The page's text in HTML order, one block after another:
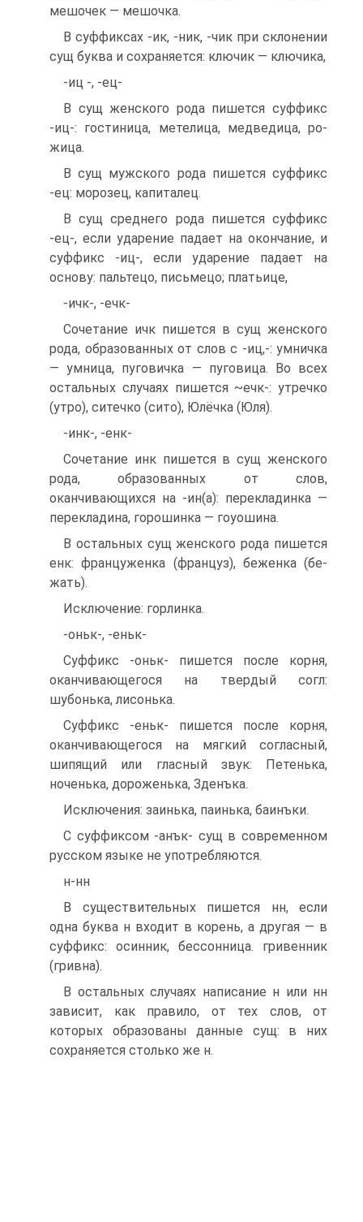
мешочек — мешочка.
В суффиксах -ик, -ник, -чик при склонении
сущ буква и сохраняется: ключик — ключика,
-иц -, -ец-
В сущ женского рода пишется суффикс
-иц-: гостиница, метелица, медведица, ро­
жица.
В сущ мужского рода пишется суф­фикс
-ец: морозец, капиталец.
В сущ среднего рода пишется суффикс
-ец-, если ударение падает на окончание, и
суффикс -иц-, если ударение падает на
основу: пальтецо, письмецо; платьице,
-ичк-, -ечк-
Сочетание ичк пишется в сущ жен­ского
рода, образованных от слов с -иц,-: умничка
— умница, пуговичка — пуговица. Во всех
остальных случаях пишется ~ечк-: утречко
(утро), ситечко (сито), Юлёчка (Юля).
-инк-, -енк-
Сочетание инк пишется в сущ жен­ского
рода, образованных от слов,
оканчивающихся на -ин(а): перекладинка —
перекладина, горо­шинка — гоуошина.
В остальных сущ женского рода пи­шется
енк: француженка (француз), беженка (бе­
жать).
Исключение: горлинка.
-оньк-, -еньк-
Суффикс -оньк- пишется после корня,
оканчиваю­щегося на твердый согл:
шубонька, лисонька.
Суффикс -еньк- пишется после корня,
оканчиваю­щегося на мягкий согласный,
шипящий или гласный звук: Петенька,
ноченька, дороженька, Зденъка.
Исключения: заинька, паинька, баинъки.
С суффиксом -анък- сущ в современ­ном
русском языке не употребляются.
н-нн
В существительных пишется нн, если
одна буква н входит в корень, а другая — в
суффикс: осинник, бессонница. гривенник
(гривна).
В остальных случаях написание н или нн
зави­сит, как правило, от тех слов, от
которых образова­ны данные сущ: в них
сохраняется столько же н.